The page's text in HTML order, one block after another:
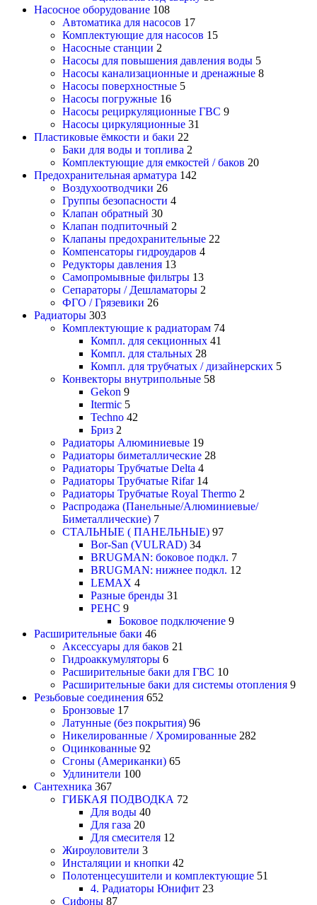
Насосное оборудование 108
Автоматика для насосов 17
Комплектующие для насосов 15
Насосные станции 2
Насосы для повышения давления воды 5
Насосы канализационные и дренажные 8
Насосы поверхностные 5
Насосы погружные 16
Насосы рециркуляционные ГВС 9
Насосы циркуляционные 31
Пластиковые ёмкости и баки 22
Баки для воды и топлива 2
Комплектующие для емкостей / баков 20
Предохранительная арматура 142
Воздухоотводчики 26
Группы безопасности 4
Клапан обратный 30
Клапан подпиточный 2
Клапаны предохранительные 22
Компенсаторы гидроударов 4
Редукторы давления 13
Самопромывные фильтры 13
Сепараторы / Дешламаторы 2
ФГО / Грязевики 26
Радиаторы 303
Комплектующие к радиаторам 74
Компл. для секционных 41
Компл. для стальных 28
Компл. для трубчатых / дизайнерских 5
Конвекторы внутрипольные 58
Gekon 9
Itermic 5
Techno 42
Бриз 2
Радиаторы Алюминиевые 19
Радиаторы биметаллические 28
Радиаторы Трубчатые Delta 4
Радиаторы Трубчатые Rifar 14
Радиаторы Трубчатые Royal Thermo 2
Распродажа (Панельные/Алюминиевые/
Биметаллические) 7
СТАЛЬНЫЕ ( ПАНЕЛЬНЫЕ) 97
Bor-San (VULRAD) 34
BRUGMAN: боковое подкл. 7
BRUGMAN: нижнее подкл. 12
LEMAX 4
Разные бренды 31
РЕНС 9
Боковое подключение 9
Расширительные баки 46
Аксессуары для баков 21
Гидроаккумуляторы 6
Расширительные баки для ГВС 10
Расширительные баки для системы отопления 9
Резьбовые соединения 652
Бронзовые 17
Латунные (без покрытия) 96
Никелированные / Хромированные 282
Оцинкованные 92
Сгоны (Американки) 65
Удлинители 100
Сантехника 367
ГИБКАЯ ПОДВОДКА 72
Для воды 40
Для газа 20
Для смесителя 12
Жироуловители 3
Инсталяции и кнопки 42
Полотенцесушители и комплектующие 51
4. Радиаторы Юнифит 23
Сифоны 87